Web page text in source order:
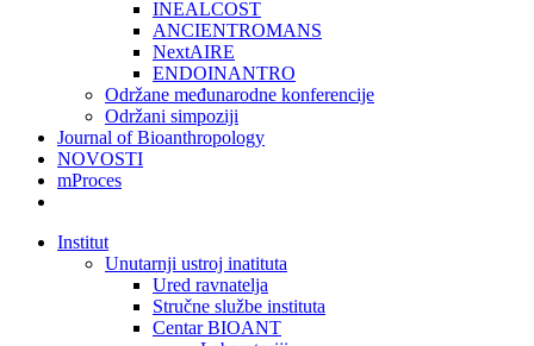
INEALCOST
ANCIENTROMANS
NextAIRE
ENDOINANTRO
Održane međunarodne konferencije
Održani simpoziji
Journal of Bioanthropology
NOVOSTI
mProces
Institut
Unutarnji ustroj inatituta
Ured ravnatelja
Stručne službe instituta
Centar BIOANT